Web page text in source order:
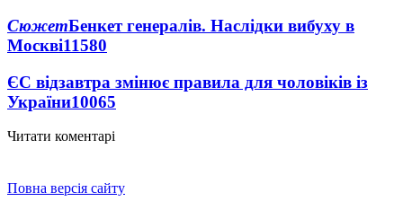
СюжетБенкет генералів. Наслідки вибуху в
Москві11580
ЄС відзавтра змінює правила для чоловіків із
України10065
Читати коментарі
Повна версія сайту